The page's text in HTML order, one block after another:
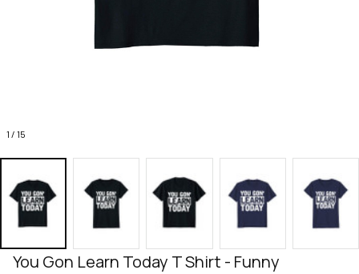
1 / 15
You Gon Learn Today T Shirt - Funny